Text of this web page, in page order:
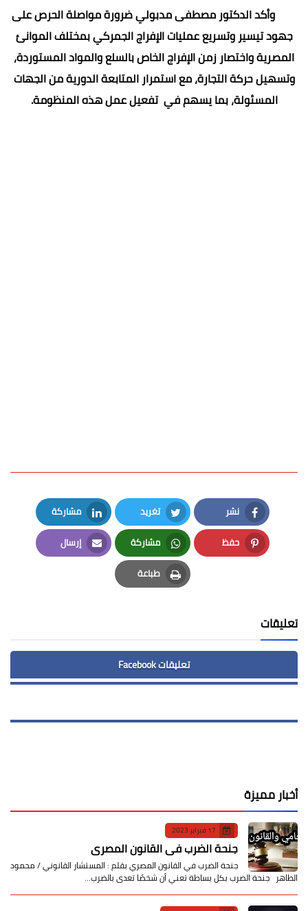
وأكد الدكتور مصطفى مدبولي ضرورة مواصلة الحرص على
جهود تيسير وتسريع عمليات الإفراج الجمركي بمختلف الموانئ
المصرية واختصار زمن الإفراج الخاص بالسلع والمواد المستوردة،
وتسهيل حركة التجارة، مع استمرار المتابعة الدورية من الجهات
المسئولة، بما يسهم في تفعيل عمل هذه المنظومة.
نشر
Facebook
تغريد
Twitter
مشاركة
LinkedIn
حفظ
Pinterest
مشاركة
Whatsapp
إرسال
Email
طباعة
Print
تعليقات
تعليقات Facebook
أخبار مميزة
17 فبراير 2023
جنحة الضرب في القانون المصري
جنحة الضرب في القانون المصري بقلم : المستشار القانوني / محمود
الطاهر جنحة الضرب بكل بساطة تعني أن شخصًا تعدى بالضرب…